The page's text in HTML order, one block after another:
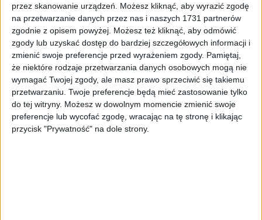
przez skanowanie urządzeń. Możesz kliknąć, aby wyrazić zgodę
na przetwarzanie danych przez nas i naszych 1731 partnerów
zgodnie z opisem powyżej. Możesz też kliknąć, aby odmówić
zgody lub uzyskać dostęp do bardziej szczegółowych informacji i
zmienić swoje preferencje przed wyrażeniem zgody. Pamiętaj,
że niektóre rodzaje przetwarzania danych osobowych mogą nie
wymagać Twojej zgody, ale masz prawo sprzeciwić się takiemu
przetwarzaniu. Twoje preferencje będą mieć zastosowanie tylko
do tej witryny. Możesz w dowolnym momencie zmienić swoje
preferencje lub wycofać zgodę, wracając na tę stronę i klikając
przycisk "Prywatność" na dole strony.
#wyjątkowe lekcje
#wyjątkowe lekcje
artykułówEdukacjaMiastoNajnowszeSportZdrowie
Sortuj:
Kategoria:
TOPEdukacja · 7 lis 2024